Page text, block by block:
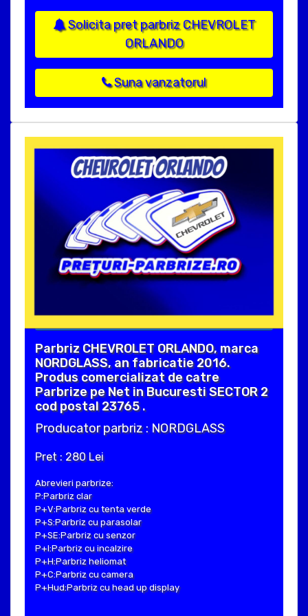
Solicita pret parbriz CHEVROLET
ORLANDO
Suna vanzatorul
Parbriz CHEVROLET ORLANDO, marca
NORDGLASS, an fabricatie 2016.
Produs comercializat de catre
Parbrize pe Net in Bucuresti SECTOR 2
cod postal 23765 .
Producator parbriz : NORDGLASS
Pret : 280 Lei
Abrevieri parbrize:
P:Parbriz clar
P+V:Parbriz cu tenta verde
P+S:Parbriz cu parasolar
P+SE:Parbriz cu senzor
P+I:Parbriz cu incalzire
P+H:Parbriz heliomat
P+C:Parbriz cu camera
P+Hud:Parbriz cu head up display